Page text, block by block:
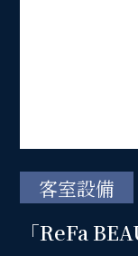
客室設備
「ReFa